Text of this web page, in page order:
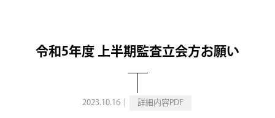
令和5年度 上半期監査立会方お願い
2023.10.16｜ 詳細内容PDF